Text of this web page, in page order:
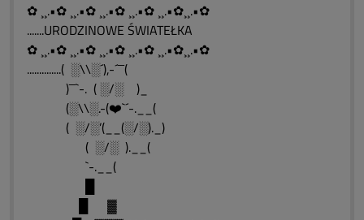
✿ ¸¸.•✿ ¸¸.•✿ ¸¸.•✿ ¸¸.•✿ ¸¸.•✿¸¸.•✿
.......URODZINOWE ŚWIATEŁKA
✿ ¸¸.•✿ ¸¸.•✿ ¸¸.•✿ ¸¸.•✿ ¸¸.•✿¸¸.•✿
..............( ░\\░´),-´¯¯(
)¯¯`-. ( ░/░ )_
(░\\░.-(❤️`´-.__(
( ░/░’(__(░/░)._)
( ░/░ ).__(
`-.__(
█ ▓